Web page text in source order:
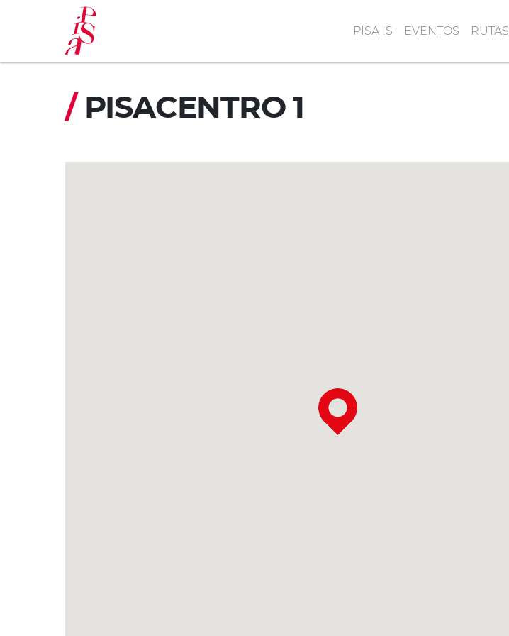
principal
PISA IS EVENTOS RUTAS
/ PISACENTRO 1